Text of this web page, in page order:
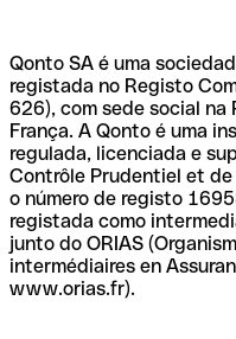
Qonto SA é uma
registada no Registo
626), com sede social na
França. A Qonto é uma
regulada, licenciada e
Contrôle Prudentiel et de
o número de registo
registada como
junto do ORIAS
intermédiaires en
www.orias.fr).